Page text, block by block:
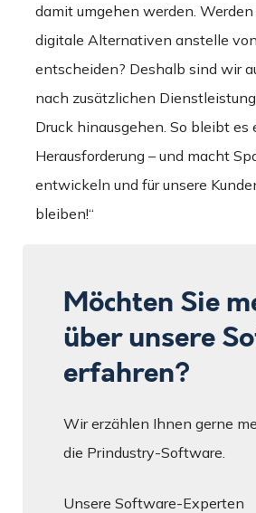
damit umgehen werden.
digitale Alternativen anstelle
entscheiden? Deshalb sind wir
nach zusätzlichen
Druck hinausgehen. So bleibt es
Herausforderung – und macht
entwickeln und für unsere
bleiben!“
Möchten Sie
über unsere
erfahren?
Wir erzählen Ihnen gerne
die Prindustry-Software.
Unsere Software-Experten